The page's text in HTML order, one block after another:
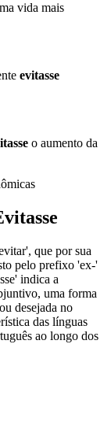
vida mais
evitasse
o aumento da
que por sua
pelo prefixo 'ex-'
indica a
uma forma
desejada no
das línguas
ao longo dos